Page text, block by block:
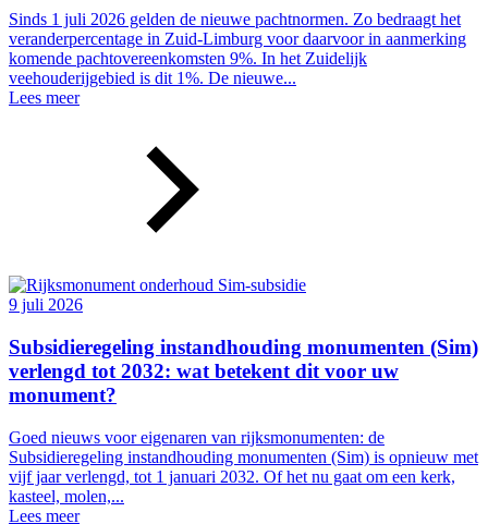
Sinds 1 juli 2026 gelden de nieuwe pachtnormen. Zo bedraagt het
veranderpercentage in Zuid-Limburg voor daarvoor in aanmerking
komende pachtovereenkomsten 9%. In het Zuidelijk
veehouderijgebied is dit 1%. De nieuwe...
Lees meer
9 juli 2026
Subsidieregeling instandhouding monumenten (Sim)
verlengd tot 2032: wat betekent dit voor uw
monument?
Goed nieuws voor eigenaren van rijksmonumenten: de
Subsidieregeling instandhouding monumenten (Sim) is opnieuw met
vijf jaar verlengd, tot 1 januari 2032. Of het nu gaat om een kerk,
kasteel, molen,...
Lees meer